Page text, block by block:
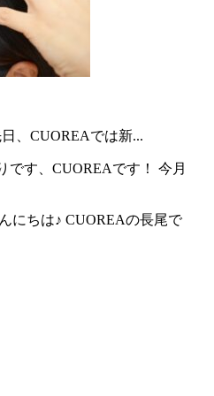
、CUOREAでは新...
です、CUOREAです！ 今月
にちは♪ CUOREAの長尾で